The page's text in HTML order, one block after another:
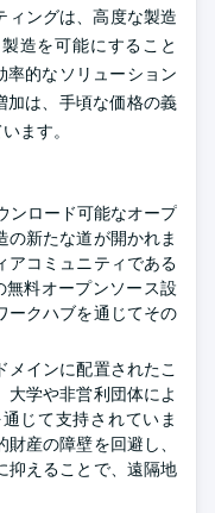
ィングは、高度な製造
造を可能にすること
率的なソリューション
加は、手頃な価格の義
ます。
ンロード可能なオープ
の新たな道が開かれま
アコミュニティである
無料オープンソース設
ークハブを通じてその
インに配置されたこ
学や非営利団体によ
じて支持されていま
産の障壁を回避し、
抑えることで、遠隔地